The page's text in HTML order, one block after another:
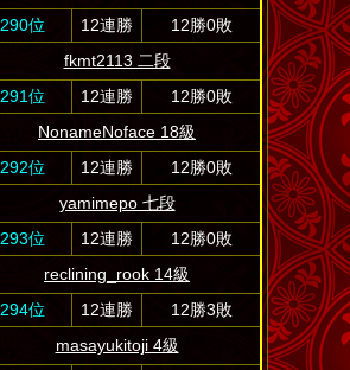
290位
12連勝
12勝0敗
fkmt2113 二段
291位
12連勝
12勝0敗
NonameNoface 18級
292位
12連勝
12勝0敗
yamimepo 七段
293位
12連勝
12勝0敗
reclining_rook 14級
294位
12連勝
12勝3敗
masayukitoji 4級